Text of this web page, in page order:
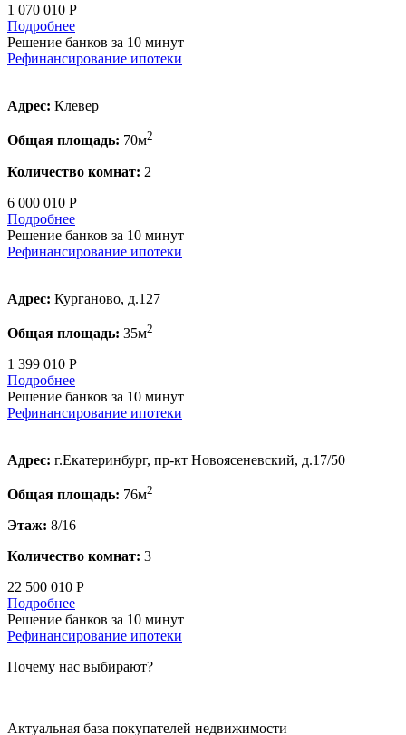
1 070 010 Р
Подробнее
Решение банков за 10 минут
Рефинансирование ипотеки
Адрес: Клевер
Общая площадь: 70м2
Количество комнат: 2
6 000 010 Р
Подробнее
Решение банков за 10 минут
Рефинансирование ипотеки
Адрес: Курганово, д.127
Общая площадь: 35м2
1 399 010 Р
Подробнее
Решение банков за 10 минут
Рефинансирование ипотеки
Адрес: г.Екатеринбург, пр-кт Новоясеневский, д.17/50
Общая площадь: 76м2
Этаж: 8/16
Количество комнат: 3
22 500 010 Р
Подробнее
Решение банков за 10 минут
Рефинансирование ипотеки
Почему нас выбирают?
Актуальная база покупателей недвижимости